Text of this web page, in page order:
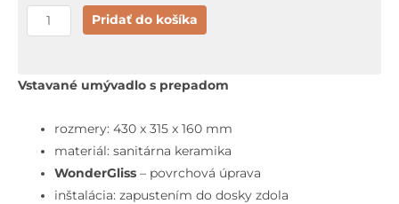
množstvo
Duravit
Umývadlo
43x32
cm,
prepadom,
Pridať do košíka
Vstavané umývadlo s prepadom
rozmery: 430 x 315 x 160 mm
materiál: sanitárna keramika
WonderGliss – povrchová úprava
inštalácia: zapustením do dosky zdola